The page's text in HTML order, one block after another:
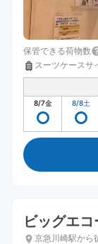
保管できる荷物数
スーツケースサ
8/7金 8/8土
ビッグエ
京急川崎駅から